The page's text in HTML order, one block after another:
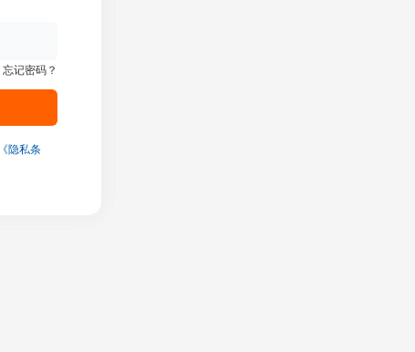
忘记密码？
《隐私条